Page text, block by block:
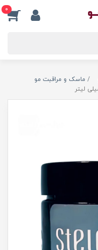
0
ماسک و مراقبت مو